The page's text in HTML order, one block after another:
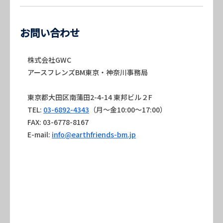
お問い合わせ
株式会社GWC
アースフレンズBM東京・神奈川事務局
東京都大田区南蒲田2-4-14 東邦ビル２F
TEL: 03-6892-4343 （月～金10:00～17:00）
FAX: 03-6778-8167
E-mail: info@earthfriends-bm.jp